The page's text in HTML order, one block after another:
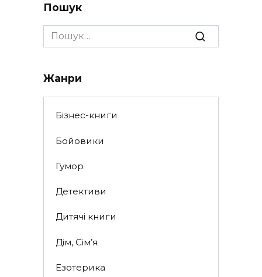
Пошук
Search
for:
Жанри
Бізнес-книги
Бойовики
Гумор
Детективи
Дитячі книги
Дім, Сім’я
Езотерика